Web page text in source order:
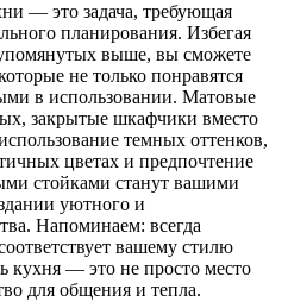
— это задача, требующая
планирования. Избегая
выше, вы сможете
не только понравятся
в использовании. Матовые
закрытые шкафчики вместо
темных оттенков,
цветах и предпочтение
стойками станут вашими
уютного и
Напоминаем: всегда
вашему стилю
кухня — это не просто место
для общения и тепла.